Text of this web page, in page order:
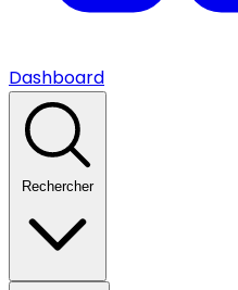
Dashboard
Rechercher